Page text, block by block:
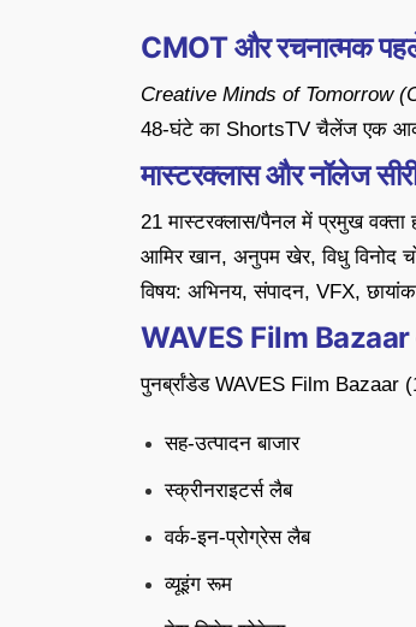
CMOT और रचनात्मक
Creative Minds of Tomorrow
48-घंटे का ShortsTV चैलेंज एक
मास्टरक्लास और नॉलेज
21 मास्टरक्लास/पैनल में प्रमुख वक्ता
आमिर खान, अनुपम खेर, विधु विनोद
विषय: अभिनय, संपादन, VFX,
WAVES Film Bazaar –
पुनर्ब्रांडेड WAVES Film
सह-उत्पादन बाजार
स्क्रीनराइटर्स लैब
वर्क-इन-प्रोग्रेस लैब
व्यूइंग रूम